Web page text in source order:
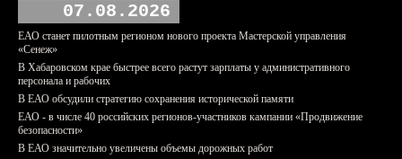
07.08.2026
ЕАО станет пилотным регионом нового проекта Мастерской управления
«Сенеж»
В Хабаровском крае быстрее всего растут зарплаты у административного
персонала и рабочих
В ЕАО обсудили стратегию сохранения исторической памяти
ЕАО - в числе 40 российских регионов-участников кампании «Продвижение
безопасности»
В ЕАО значительно увеличены объемы дорожных работ